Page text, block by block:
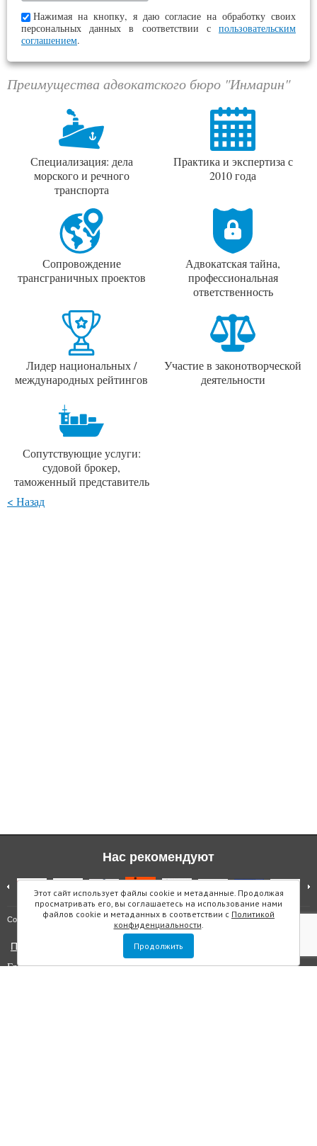
Нажимая на кнопку, я даю согласие на обработку своих
персональных данных в соответствии с пользовательским
соглашением.
Преимущества адвокатского бюро "Инмарин"
Специализация: дела
морского и речного
транспорта
Практика и экспертиза с
2010 года
Сопровождение
трансграничных проектов
Адвокатская тайна,
профессиональная
ответственность
Лидер национальных /
международных рейтингов
Участие в законотворческой
деятельности
Сопутствующие услуги:
судовой брокер,
таможенный представитель
< Назад
Этот сайт использует файлы cookie и метаданные. Продолжая
просматривать его, вы соглашаетесь на использование нами
файлов cookie и метаданных в соответствии с Политикой
конфиденциальности.
Продолжить
Нас рекомендуют
Copyright © "Инмарин" Карта сайта
Политика конфиденциальности
Главный редактор Маслова Е.О.